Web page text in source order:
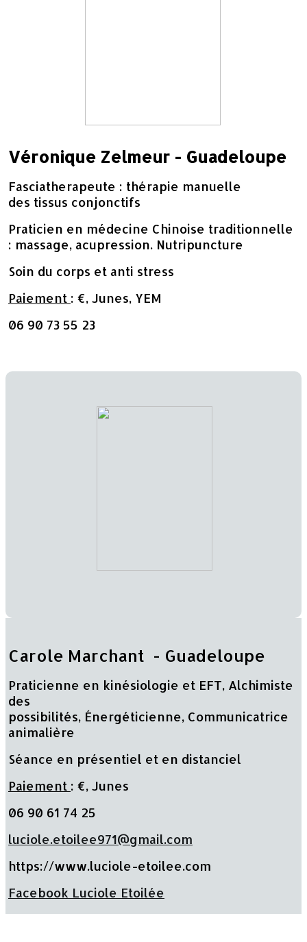
Véronique Zelmeur - Guadeloupe
Fasciatherapeute : thérapie manuelle
des tissus conjonctifs
Praticien en médecine Chinoise traditionnelle
: massage, acupression. Nutripuncture
Soin du corps et anti stress
Paiement : €, Junes, YEM
06 90 73 55 23
Carole Marchant - Guadeloupe
Praticienne en kinésiologie et EFT, Alchimiste
des
possibilités, Énergéticienne, Communicatrice
animalière
Séance en présentiel et en distanciel
Paiement : €, Junes
06 90 61 74 25
luciole.etoilee971@gmail.com
https://www.luciole-etoilee.com
Facebook Luciole Etoilée